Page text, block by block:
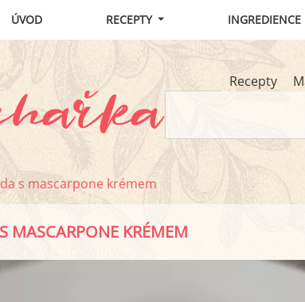
ÚVOD RECEPTY INGREDIENCE
Recepty
s mascarpone krémem
MASCARPONE KRÉMEM